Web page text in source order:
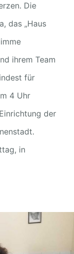
Die
das „Haus
ihrem Team
für
4 Uhr
der
in